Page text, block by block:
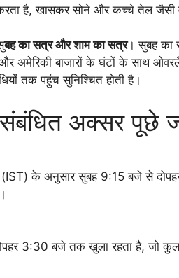
करता है, खासकर सोने और कच्चे तेल
बह का सत्र और शाम का सत्र। सुबह का
अमेरिकी बाजारों के घंटों के साथ
तक पहुंच सुनिश्चित होती है।
अक्सर पूछे
(IST) के अनुसार सुबह 9:15 बजे से
3:30 बजे तक खुला रहता है, जो